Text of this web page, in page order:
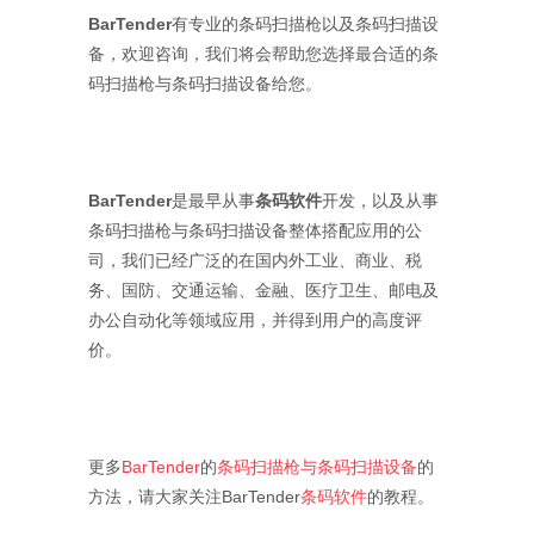
BarTender有专业的条码扫描枪以及条码扫描设
备，欢迎咨询，我们将会帮助您选择最合适的条
码扫描枪与条码扫描设备给您。
BarTender是最早从事条码软件开发，以及从事
条码扫描枪与条码扫描设备整体搭配应用的公
司，我们已经广泛的在国内外工业、商业、税
务、国防、交通运输、金融、医疗卫生、邮电及
办公自动化等领域应用，并得到用户的高度评
价。
更多BarTender的条码扫描枪与条码扫描设备的
方法，请大家关注BarTender条码软件的教程。